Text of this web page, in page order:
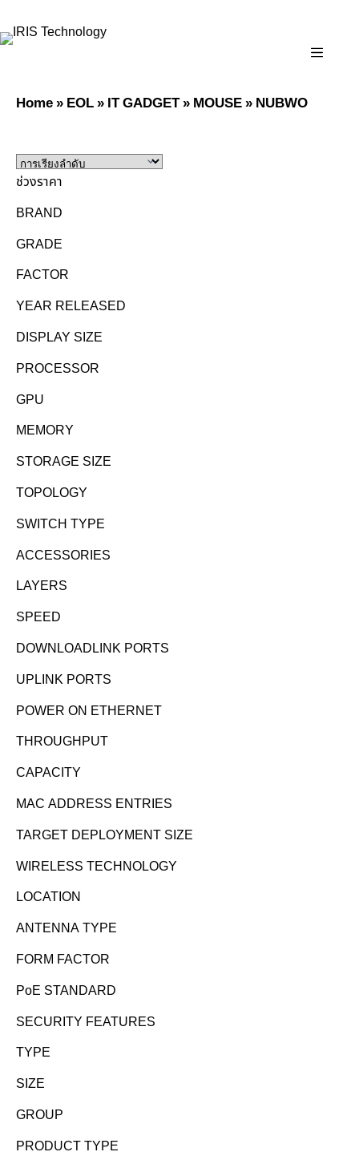
Home»EOL»IT GADGET»MOUSE»NUBWO
ช่วงราคา
BRAND
GRADE
FACTOR
YEAR RELEASED
DISPLAY SIZE
PROCESSOR
GPU
MEMORY
STORAGE SIZE
TOPOLOGY
SWITCH TYPE
ACCESSORIES
LAYERS
SPEED
DOWNLOADLINK PORTS
UPLINK PORTS
POWER ON ETHERNET
THROUGHPUT
CAPACITY
MAC ADDRESS ENTRIES
TARGET DEPLOYMENT SIZE
WIRELESS TECHNOLOGY
LOCATION
ANTENNA TYPE
FORM FACTOR
PoE STANDARD
SECURITY FEATURES
TYPE
SIZE
GROUP
PRODUCT TYPE